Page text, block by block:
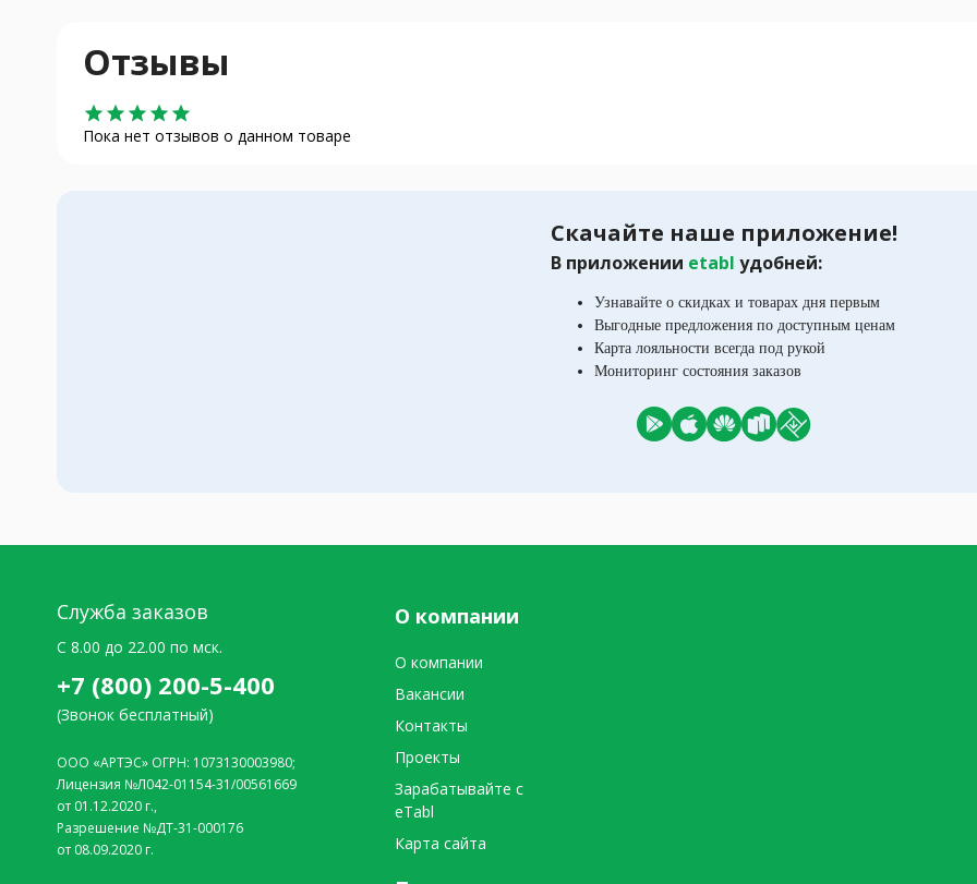
Отзывы
star star star star star
Пока нет отзывов о данном товаре
Скачайте наше приложение!
В приложении etabl удобней:
Узнавайте о скидках и товарах дня первым
Выгодные предложения по доступным ценам
Карта лояльности всегда под рукой
Мониторинг состояния заказов
Служба заказов
C 8.00 до 22.00 по мск.
+7 (800) 200-5-400
(Звонок бесплатный)
ООО «АРТЭС» ОГРН: 1073130003980;
Лицензия №Л042-01154-31/00561669
от 01.12.2020 г.,
Разрешение №ДТ-31-000176
от 08.09.2020 г.
О компании
О компании
Вакансии
Контакты
Проекты
Зарабатывайте с
eTabl
Карта сайта